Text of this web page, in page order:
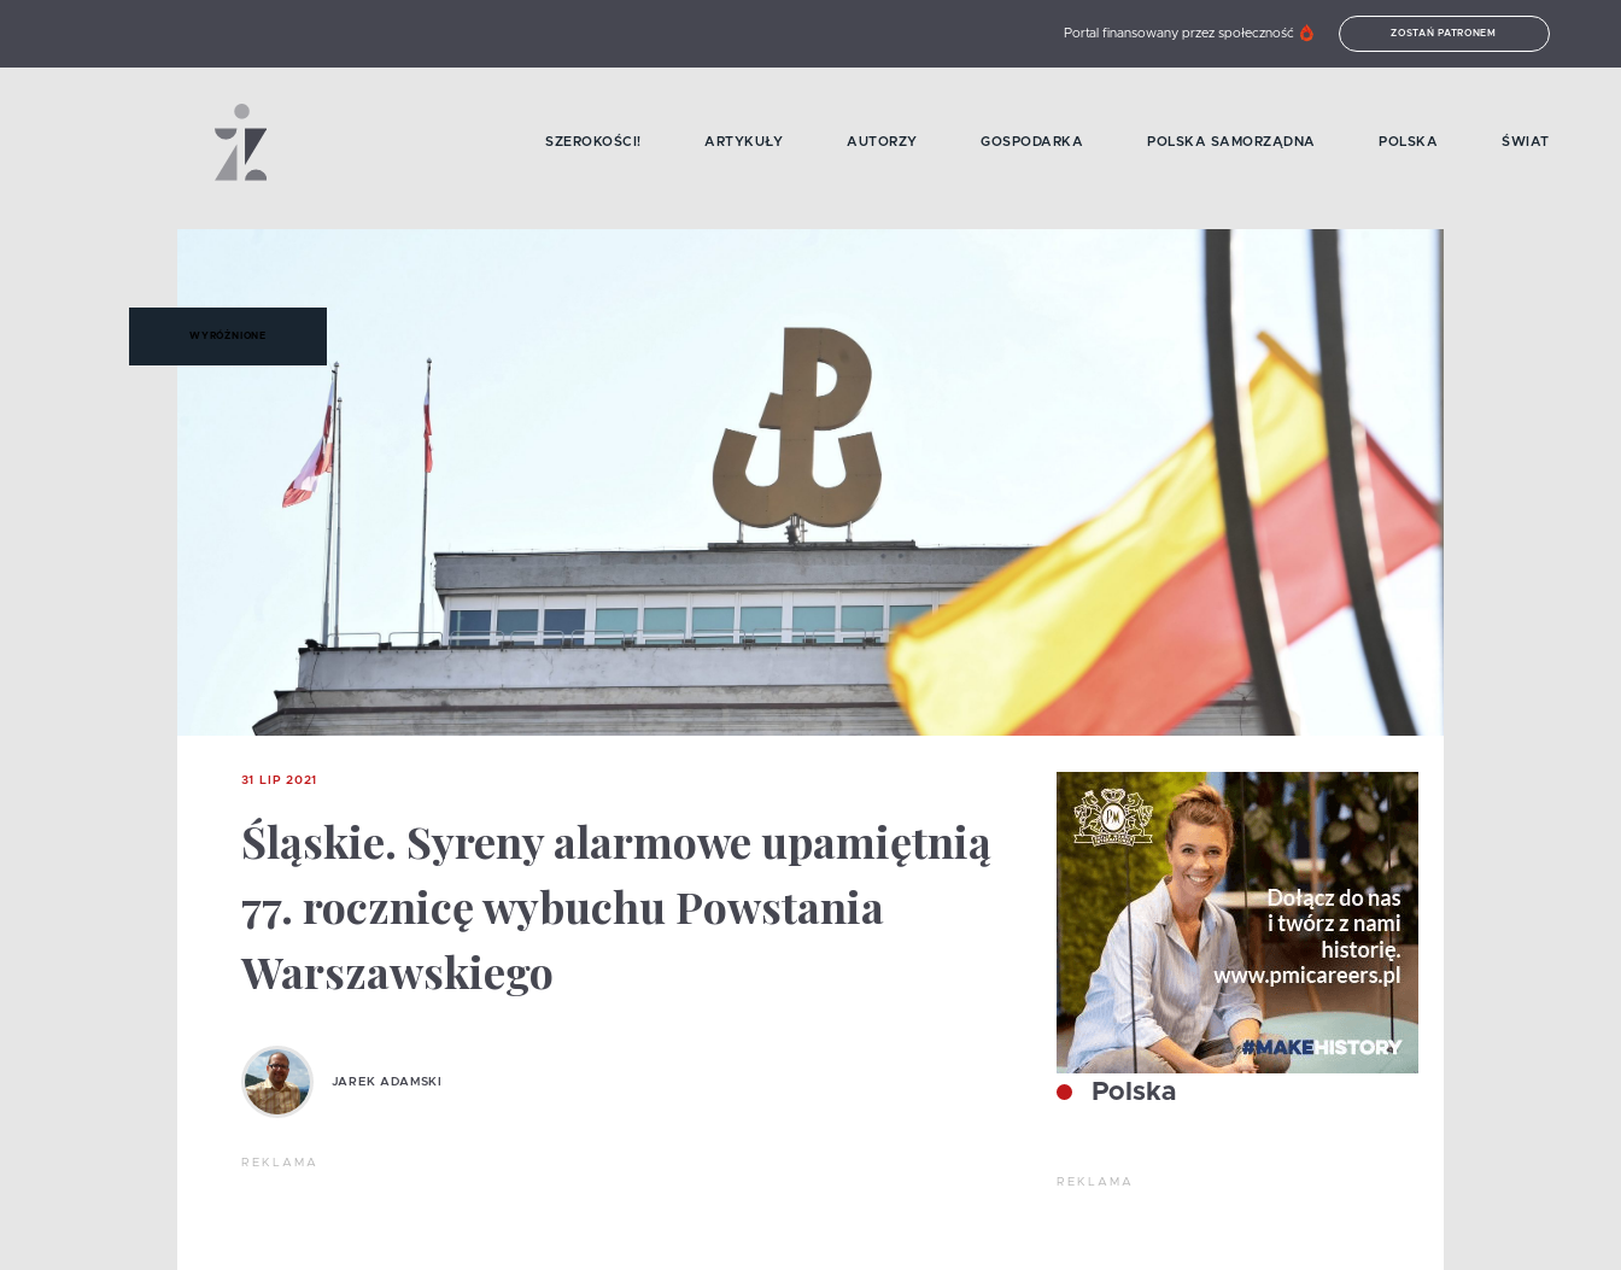
Portal finansowany przez społeczność ZOSTAŃ PATRONEM
SZEROKOŚCI! ARTYKUŁY AUTORZY GOSPODARKA POLSKA SAMORZĄDNA POLSKA ŚWIAT
WYRÓŻNIONE
31 LIP 2021
Śląskie. Syreny alarmowe upamiętnią
77. rocznicę wybuchu Powstania
Warszawskiego
JAREK ADAMSKI
REKLAMA
Polska
REKLAMA